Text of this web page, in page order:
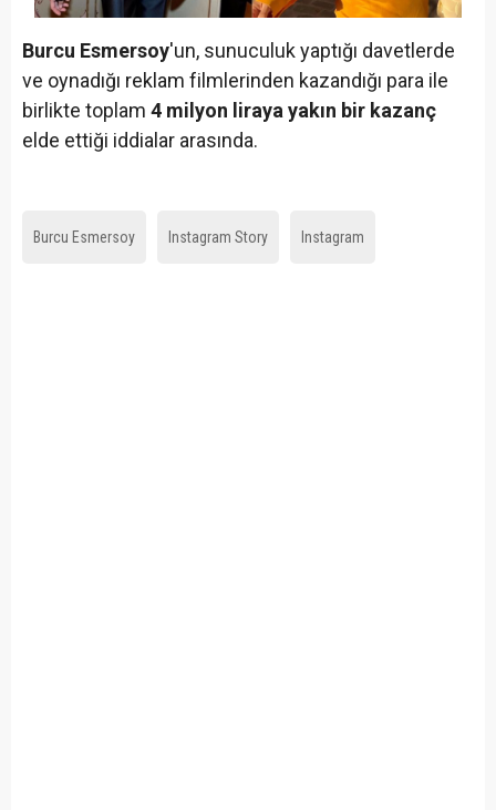
Burcu Esmersoy'un, sunuculuk yaptığı davetlerde
ve oynadığı reklam filmlerinden kazandığı para ile
birlikte toplam 4 milyon liraya yakın bir kazanç
elde ettiği iddialar arasında.
Burcu Esmersoy Instagram Story Instagram